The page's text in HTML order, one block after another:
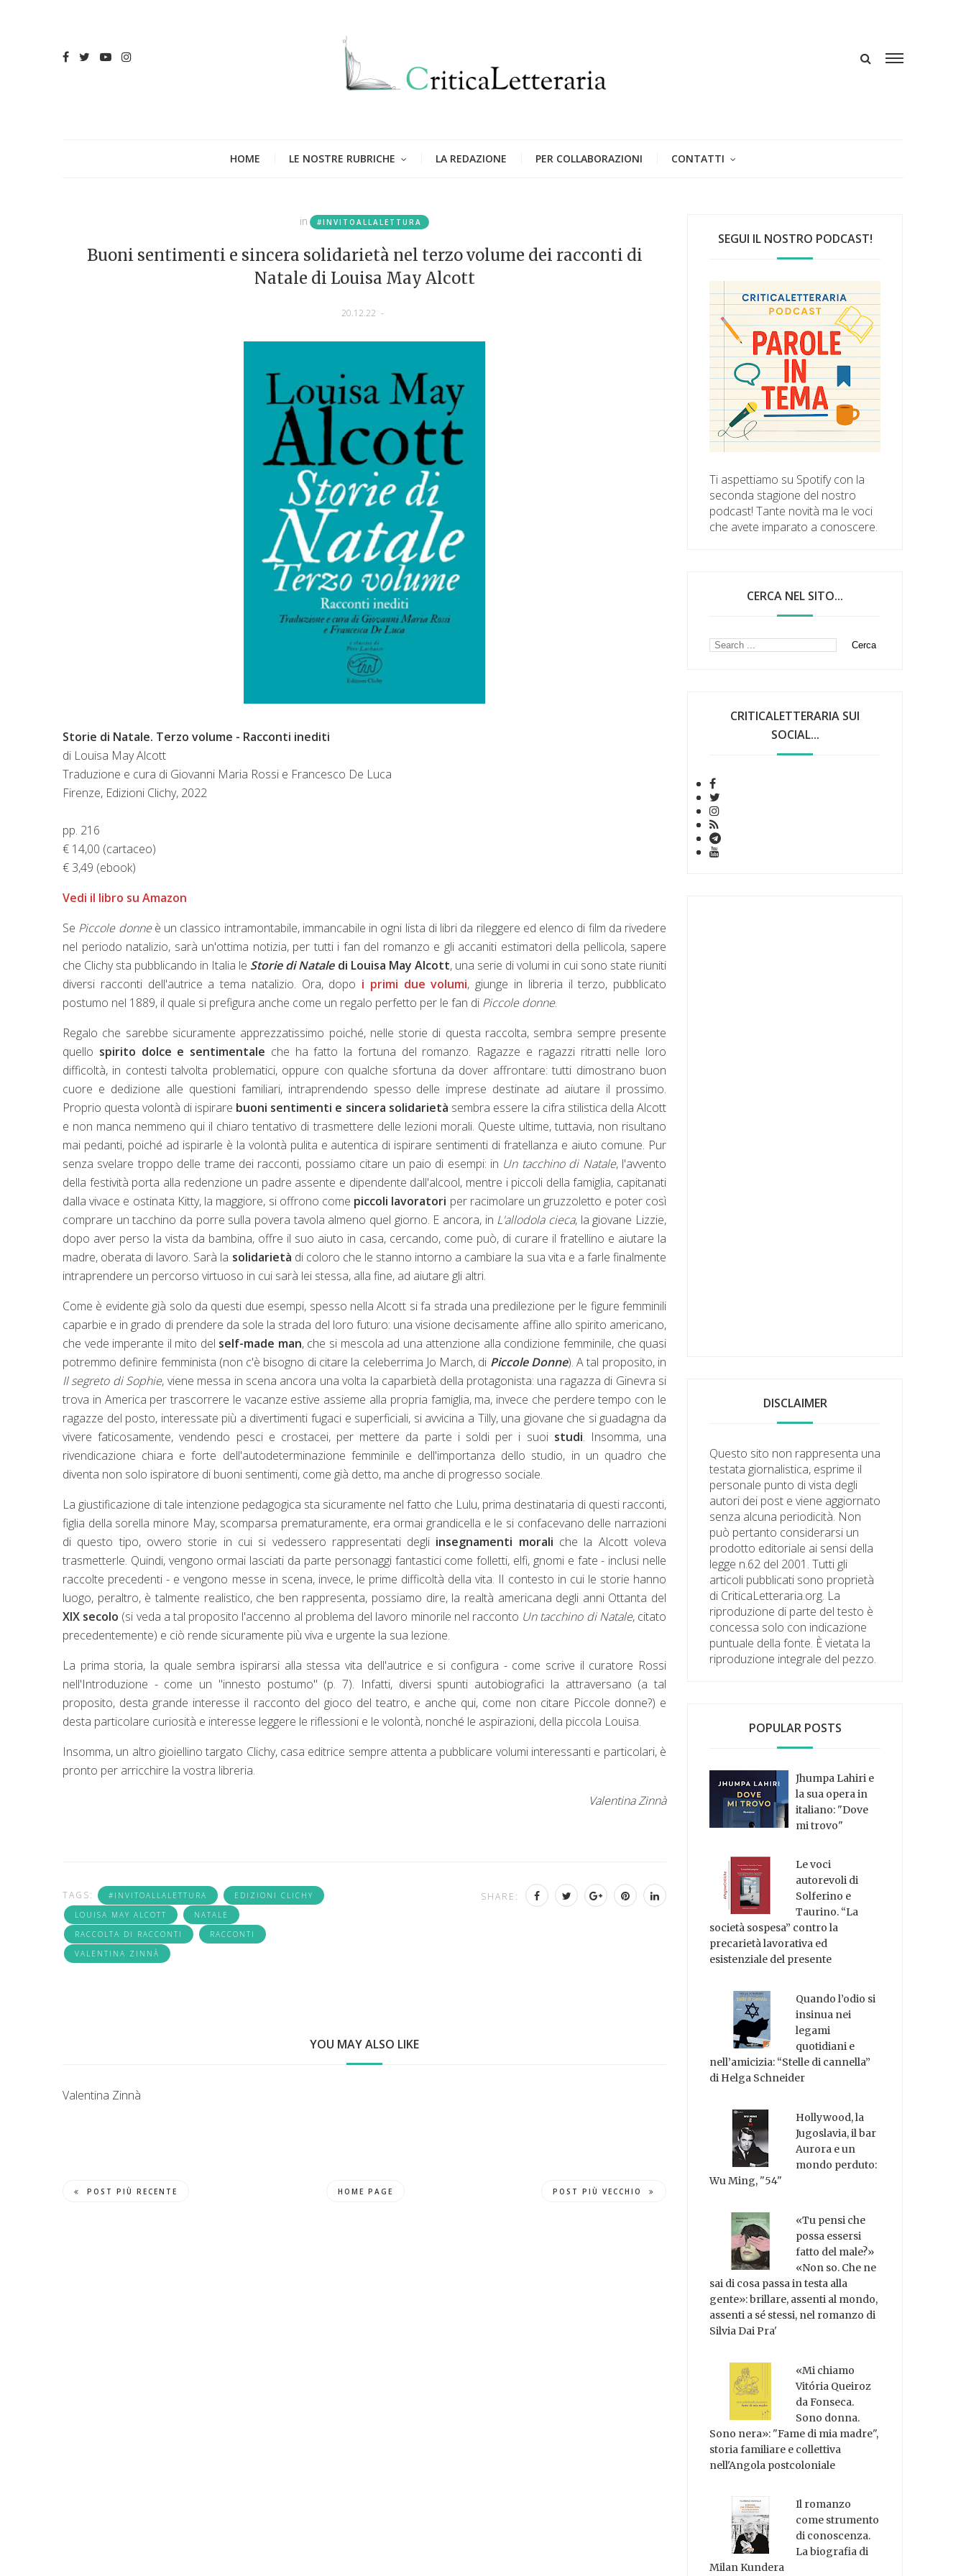
HOME LE NOSTRE RUBRICHE LA REDAZIONE PER COLLABORAZIONI CONTATTI
in #INVITOALLALETTURA
Buoni sentimenti e sincera solidarietà nel terzo volume dei racconti di
Natale di Louisa May Alcott
20.12.22 -
Storie di Natale. Terzo volume - Racconti inediti
di Louisa May Alcott
Traduzione e cura di Giovanni Maria Rossi e Francesco De Luca
Firenze, Edizioni Clichy, 2022
pp. 216
€ 14,00 (cartaceo)
€ 3,49 (ebook)
Vedi il libro su Amazon
Se Piccole donneè un classico intramontabile, immancabile in ogni lista di libri da rileggere ed elenco di film da rivedere
nel periodo natalizio, sarà un'ottima notizia, per tutti i fan del romanzo e gli accaniti estimatori della pellicola, sapere
che Clichy sta pubblicando in Italia le Storie di Nataledi Louisa May Alcott, una serie di volumi in cui sono state riuniti
diversi racconti dell'autrice a tema natalizio. Ora, dopo i primi due volumi, giunge in libreria il terzo, pubblicato
postumo nel 1889, il quale si prefigura anche come un regalo perfetto per le fan di Piccole donne.
Regalo che sarebbe sicuramente apprezzatissimo poiché, nelle storie di questa raccolta, sembra sempre presente
quello spirito dolce e sentimentale che ha fatto la fortuna del romanzo. Ragazze e ragazzi ritratti nelle loro
difficoltà, in contesti talvolta problematici, oppure con qualche sfortuna da dover affrontare: tutti dimostrano buon
cuore e dedizione alle questioni familiari, intraprendendo spesso delle imprese destinate ad aiutare il prossimo.
Proprio questa volontà di ispirare buoni sentimenti e sincera solidarietà sembra essere la cifra stilistica della Alcott
e non manca nemmeno qui il chiaro tentativo di trasmettere delle lezioni morali. Queste ultime, tuttavia, non risultano
mai pedanti, poiché ad ispirarle è la volontà pulita e autentica di ispirare sentimenti di fratellanza e aiuto comune. Pur
senza svelare troppo delle trame dei racconti, possiamo citare un paio di esempi: in Un tacchino di Natale, l'avvento
della festività porta alla redenzione un padre assente e dipendente dall'alcool, mentre i piccoli della famiglia, capitanati
dalla vivace e ostinata Kitty, la maggiore, si offrono come piccoli lavoratori per racimolare un gruzzoletto e poter così
comprare un tacchino da porre sulla povera tavola almeno quel giorno. E ancora, in L'allodola cieca, la giovane Lizzie,
dopo aver perso la vista da bambina, offre il suo aiuto in casa, cercando, come può, di curare il fratellino e aiutare la
madre, oberata di lavoro. Sarà la solidarietà di coloro che le stanno intorno a cambiare la sua vita e a farle finalmente
intraprendere un percorso virtuoso in cui sarà lei stessa, alla fine, ad aiutare gli altri.
Come è evidente già solo da questi due esempi, spesso nella Alcott si fa strada una predilezione per le figure femminili
caparbie e in grado di prendere da sole la strada del loro futuro: una visione decisamente affine allo spirito americano,
che vede imperante il mito del self-made man, che si mescola ad una attenzione alla condizione femminile, che quasi
potremmo definire femminista (non c'è bisogno di citare la celeberrima Jo March, di Piccole Donne). A tal proposito, in
Il segreto di Sophie, viene messa in scena ancora una volta la caparbietà della protagonista: una ragazza di Ginevra si
trova in America per trascorrere le vacanze estive assieme alla propria famiglia, ma, invece che perdere tempo con le
ragazze del posto, interessate più a divertimenti fugaci e superficiali, si avvicina a Tilly, una giovane che si guadagna da
vivere faticosamente, vendendo pesci e crostacei, per mettere da parte i soldi per i suoi studi. Insomma, una
rivendicazione chiara e forte dell'autodeterminazione femminile e dell'importanza dello studio, in un quadro che
diventa non solo ispiratore di buoni sentimenti, come già detto, ma anche di progresso sociale.
La giustificazione di tale intenzione pedagogica sta sicuramente nel fatto che Lulu, prima destinataria di questi racconti,
figlia della sorella minore May, scomparsa prematuramente, era ormai grandicella e le si confacevano delle narrazioni
di questo tipo, ovvero storie in cui si vedessero rappresentati degli insegnamenti morali che la Alcott voleva
trasmetterle. Quindi, vengono ormai lasciati da parte personaggi fantastici come folletti, elfi, gnomi e fate - inclusi nelle
raccolte precedenti - e vengono messe in scena, invece, le prime difficoltà della vita. Il contesto in cui le storie hanno
luogo, peraltro, è talmente realistico, che ben rappresenta, possiamo dire, la realtà americana degli anni Ottanta del
XIX secolo (si veda a tal proposito l'accenno al problema del lavoro minorile nel racconto Un tacchino di Natale, citato
precedentemente) e ciò rende sicuramente più viva e urgente la sua lezione.
La prima storia, la quale sembra ispirarsi alla stessa vita dell'autrice e si configura - come scrive il curatore Rossi
nell'Introduzione - come un "innesto postumo" (p. 7). Infatti, diversi spunti autobiografici la attraversano (a tal
proposito, desta grande interesse il racconto del gioco del teatro, e anche qui, come non citare Piccole donne?) e
desta particolare curiosità e interesse leggere le riflessioni e le volontà, nonché le aspirazioni, della piccola Louisa.
Insomma, un altro gioiellino targato Clichy, casa editrice sempre attenta a pubblicare volumi interessanti e particolari, è
pronto per arricchire la vostra libreria.
Valentina Zinnà
TAGS: #INVITOALLALETTURA
EDIZIONI CLICHY
LOUISA MAY ALCOTT
NATALE
RACCOLTA DI RACCONTI
RACCONTI
VALENTINA ZINNÀ
SHARE:
YOU MAY ALSO LIKE
Valentina Zinnà
POST PIÙ RECENTE HOME PAGE POST PIÙ VECCHIO
SEGUI IL NOSTRO PODCAST!
Ti aspettiamo su Spotify con la
seconda stagione del nostro
podcast! Tante novità ma le voci
che avete imparato a conoscere.
CERCA NEL SITO...
CRITICALETTERARIA SUI
SOCIAL...
DISCLAIMER
Questo sito non rappresenta una
testata giornalistica, esprime il
personale punto di vista degli
autori dei post e viene aggiornato
senza alcuna periodicità. Non
può pertanto considerarsi un
prodotto editoriale ai sensi della
legge n.62 del 2001. Tutti gli
articoli pubblicati sono proprietà
di CriticaLetteraria.org. La
riproduzione di parte del testo è
concessa solo con indicazione
puntuale della fonte. È vietata la
riproduzione integrale del pezzo.
POPULAR POSTS
Jhumpa Lahiri e
la sua opera in
italiano: "Dove
mi trovo"
Le voci
autorevoli di
Solferino e
Taurino. “La
società sospesa” contro la
precarietà lavorativa ed
esistenziale del presente
Quando l’odio si
insinua nei
legami
quotidiani e
nell’amicizia: “Stelle di cannella”
di Helga Schneider
Hollywood, la
Jugoslavia, il bar
Aurora e un
mondo perduto:
Wu Ming, "54"
«Tu pensi che
possa essersi
fatto del male?»
«Non so. Che ne
sai di cosa passa in testa alla
gente»: brillare, assenti al mondo,
assenti a sé stessi, nel romanzo di
Silvia Dai Pra'
«Mi chiamo
Vitória Queiroz
da Fonseca.
Sono donna.
Sono nera»: "Fame di mia madre",
storia familiare e collettiva
nell'Angola postcoloniale
Il romanzo
come strumento
di conoscenza.
La biografia di
Milan Kundera